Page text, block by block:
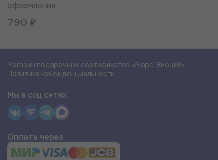
оформления.
790 ₽
Магазин подарочных сертификатов «Море Эмоций»
Политика конфиденциальности
Мы в соц сетях
Оплата через